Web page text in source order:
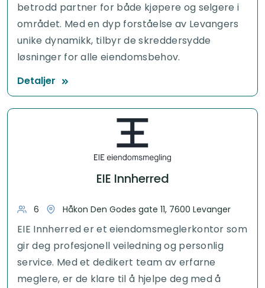
betrodd partner for både kjøpere og selgere i
området. Med en dyp forståelse av Levangers
unike dynamikk, tilbyr de skreddersydde
løsninger for alle eiendomsbehov.
Detaljer
EIE Innherred
EIE Innherred er et eiendomsmeglerkontor som
gir deg profesjonell veiledning og personlig
service. Med et dedikert team av erfarne
meglere, er de klare til å hjelpe deg med å
6 Håkon Den Godes gate 11, 7600 Levanger